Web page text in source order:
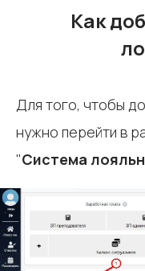
Как
Для того, чтобы
нужно перейти в
"Система